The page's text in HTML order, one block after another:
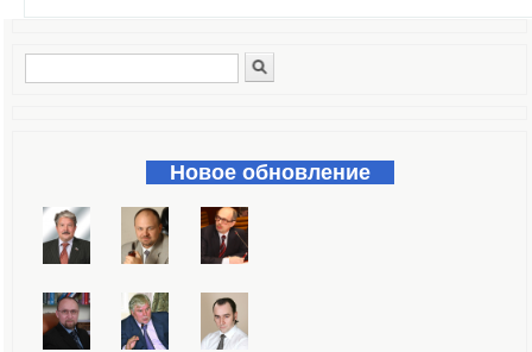
Форма поиска
Новое обновление